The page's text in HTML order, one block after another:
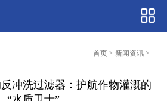
首页> 新闻资讯 >
冲洗过滤器：护航作物灌溉的